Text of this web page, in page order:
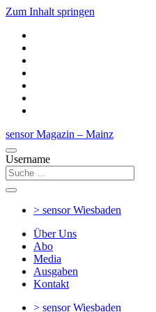
Zum Inhalt springen
sensor Magazin – Mainz
Username
> sensorWiesbaden
Über Uns
Abo
Media
Ausgaben
Kontakt
> sensorWiesbaden